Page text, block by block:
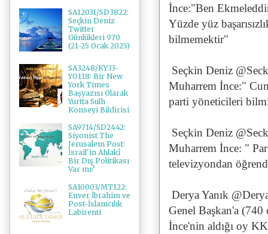
İnce:"Ben
Yüzde yüz
bilmemektir"
Seçkin Deniz
Muharrem İnce:"
parti yöneticileri
Seçkin Deniz
Muharrem İnce: "
televizyondan
Derya Yanık
Genel Başkan'a (740
İnce'nin aldığı oy
SA12031/SD3822:
Seçkin Deniz
Twitter
Günlükleri 970
(21-25 Ocak 2025)
SA3248/KY33-
YO118: Bir New
York Times
Başyazısı Olarak
Yurtta Sulh
Konseyi Bildirisi
SA9714/SD2442:
Siyonist The
Jerusalem Post:
İsrail'in Ahlakî
Bir Dış Politikası
Var mı?
SA10003/MT122:
Enver İbrahim ve
Post-İslamcılık
Labirenti